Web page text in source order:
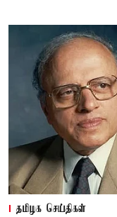
தமிழக செய்திகள்